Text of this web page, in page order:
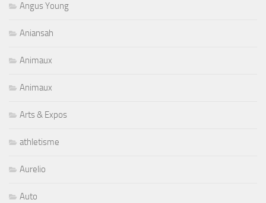
Angus Young
Aniansah
Animaux
Animaux
Arts & Expos
athletisme
Aurelio
Auto